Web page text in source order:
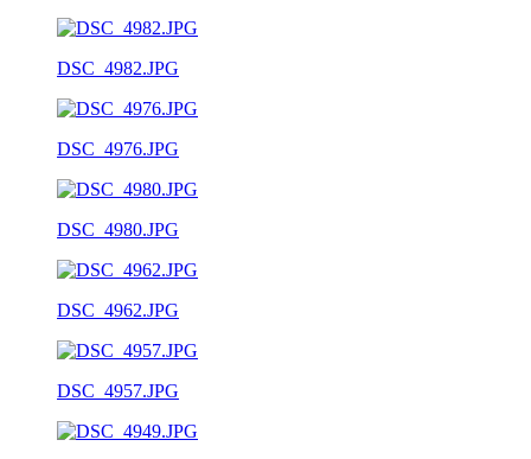
DSC_4982.JPG
DSC_4976.JPG
DSC_4980.JPG
DSC_4962.JPG
DSC_4957.JPG